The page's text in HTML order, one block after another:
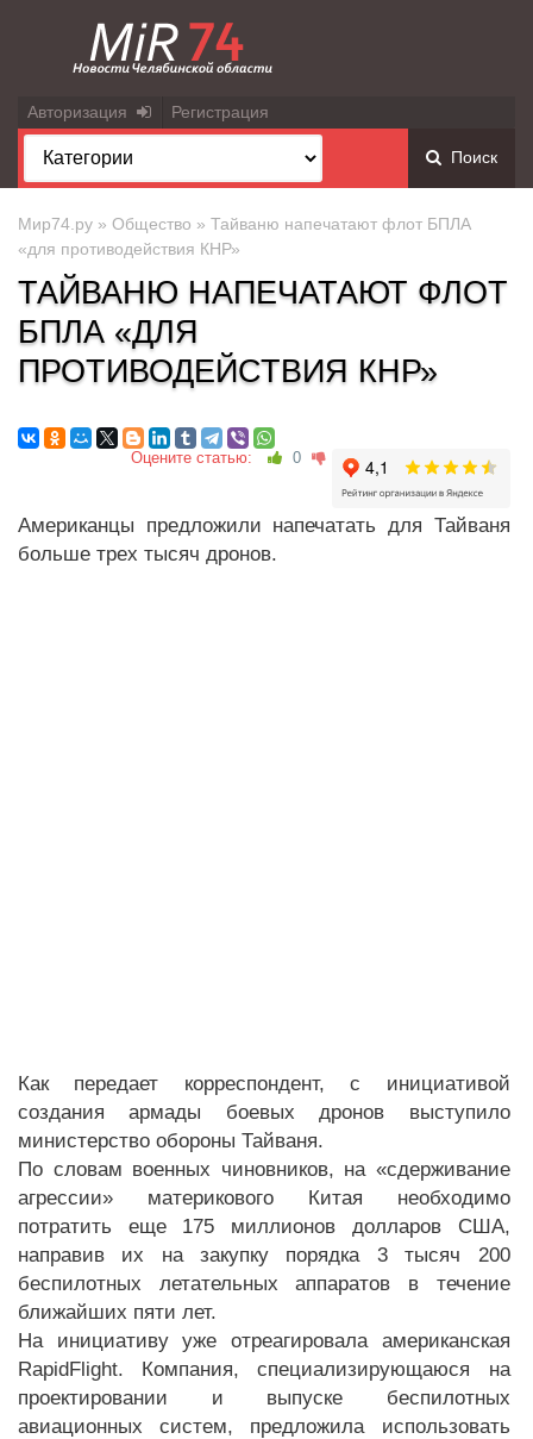
Авторизация Регистрация
Поиск
Мир74.ру » Общество » Тайваню напечатают флот БПЛА
«для противодействия КНР»
ТАЙВАНЮ НАПЕЧАТАЮТ ФЛОТ
БПЛА «ДЛЯ
ПРОТИВОДЕЙСТВИЯ КНР»
Оцените статью: 0
Американцы предложили напечатать для Тайваня
больше трех тысяч дронов.
Как передает корреспондент, с инициативой
создания армады боевых дронов выступило
министерство обороны Тайваня.
По словам военных чиновников, на «сдерживание
агрессии» материкового Китая необходимо
потратить еще 175 миллионов долларов США,
направив их на закупку порядка 3 тысяч 200
беспилотных летательных аппаратов в течение
ближайших пяти лет.
На инициативу уже отреагировала американская
RapidFlight. Компания, специализирующаюся на
проектировании и выпуске беспилотных
авиационных систем, предложила использовать